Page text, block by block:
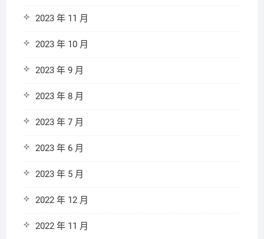
2023 年 11 月
2023 年 10 月
2023 年 9 月
2023 年 8 月
2023 年 7 月
2023 年 6 月
2023 年 5 月
2022 年 12 月
2022 年 11 月